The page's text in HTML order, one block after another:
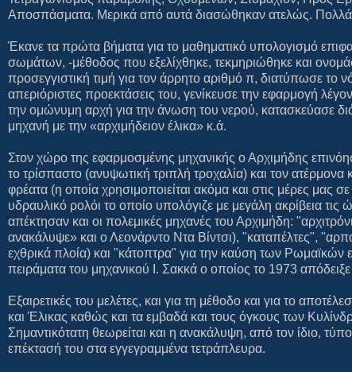
Αποσπάσματα. Μερικά από αυτά διασώθηκαν ατελώς. Πολλά
Έκανε τα πρώτα βήματα για το μαθηματικό υπολογισμό
σωμάτων, -μέθοδος που εξελίχθηκε, τεκμηριώθηκε και
προσεγγιστική τιμή για τον άρρητο αριθμό π, διατύπωσε το
απεριόριστες προεκτάσεις του, γενίκευσε την εφαρμογή
την ομώνυμη αρχή για την άνωση του νερού, κατασκεύασε
μηχανή με την «αρχιμήδειον έλικα» κ.ά.
Στον χώρο της εφαρμοσμένης μηχανικής ο Αρχιμήδης
το τρίσπαστο (ανυψωτική τριπλή τροχαλία) και τον
φρέατα (η οποία χρησιμοποιείται ακόμα και στις μέρες μας
υδραυλικό ρολόι το οποίο υπολόγιζε με μεγάλη ακρίβεια
απέκτησαν και οι πολεμικές μηχανές του Αρχιμήδη:
ανακάλυψε» και ο Λεονάρντο Ντα Βίντσι), "καταπέλτες",
εχθρικά πλοία) και "κάτοπτρα" για την καύση των
πειράματα του μηχανικού Ι. Σακκά ο οποίος το 1973
Εξαιρετικές του μελέτες, και για τη μέθοδο και για το
και Έλικας καθώς και τα εμβαδά και τους όγκους των
Σημαντικότατη θεωρείται και η ανακάλυψη, από τον ίδιο,
επέκτασή του στα εγγεγραμμένα τετράπλευρα.